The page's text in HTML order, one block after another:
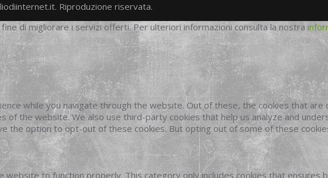
twittergoogleplus
facebook
Riproduzione riservata.
di migliorare i servizi offerti. Per ulteriori informazioni consulta la nostra
while you navigate through the website. Out of these, the cookies that
of the website. We also use third-party cookies that help us analyze and
the option to opt-out of these cookies. But opting out of some of these
website to function properly. This category only includes cookies that